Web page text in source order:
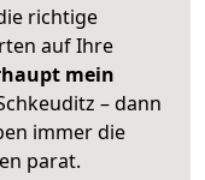
richtige
auf Ihre
mein
– dann
immer die
parat.